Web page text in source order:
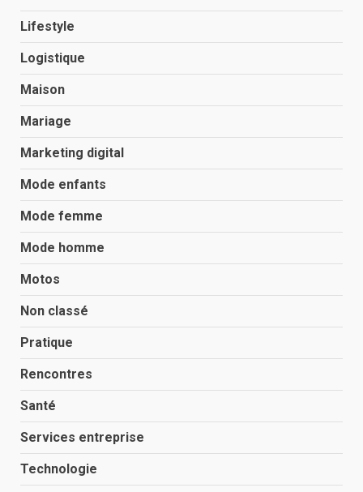
Lifestyle
Logistique
Maison
Mariage
Marketing digital
Mode enfants
Mode femme
Mode homme
Motos
Non classé
Pratique
Rencontres
Santé
Services entreprise
Technologie